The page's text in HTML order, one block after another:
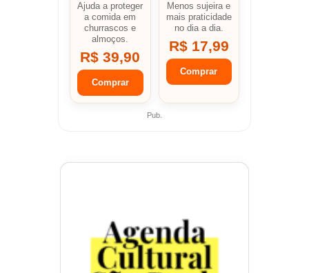
Ajuda a proteger
a comida em
churrascos e
almoços.
R$ 39,90
Comprar
Menos sujeira e
mais praticidade
no dia a dia.
R$ 17,99
Comprar
Pub.